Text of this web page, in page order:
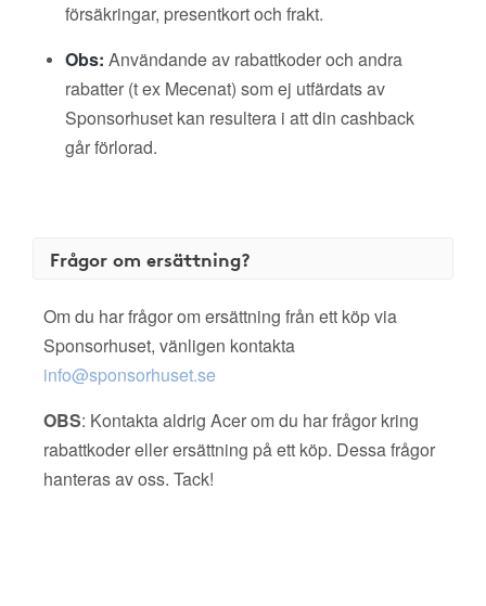
försäkringar, presentkort och frakt.
Obs: Användande av rabattkoder och andra
rabatter (t ex Mecenat) som ej utfärdats av
Sponsorhuset kan resultera i att din cashback
går förlorad.
Frågor om ersättning?
Om du har frågor om ersättning från ett köp via
Sponsorhuset, vänligen kontakta
info@sponsorhuset.se
OBS: Kontakta aldrig Acer om du har frågor kring
rabattkoder eller ersättning på ett köp. Dessa frågor
hanteras av oss. Tack!